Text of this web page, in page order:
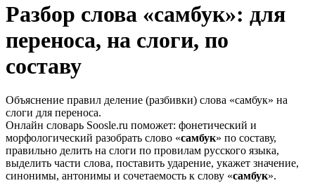
Разбор слова «самбук»: для
переноса, на слоги, по
составу
Объяснение правил деление (разбивки) слова «самбук» на
слоги для переноса.
Онлайн словарь Soosle.ru поможет: фонетический и
морфологический разобрать слово «самбук» по составу,
правильно делить на слоги по провилам русского языка,
выделить части слова, поставить ударение, укажет значение,
синонимы, антонимы и сочетаемость к слову «самбук».